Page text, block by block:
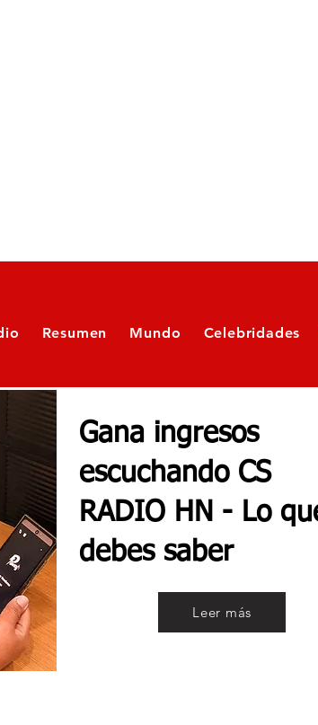
Resumen Mundo Celebridades
Gana ingresos
escuchando CS
RADIO HN - Lo
debes saber
Leer más